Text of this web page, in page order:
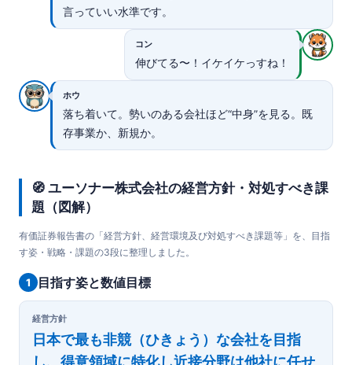
言っていい水準です。
コン
伸びてる〜！イケイケっすね！
ホウ
落ち着いて。勢いのある会社ほど“中身”を見る。既
存事業か、新規か。
🧭 ユーソナー株式会社の経営方針・対処すべき課
題（図解）
有価証券報告書の「経営方針、経営環境及び対処すべき課題等」を、目指
す姿・戦略・課題の3段に整理しました。
1 目指す姿と数値目標
経営方針
日本で最も非競（ひきょう）な会社を目指
し、得意領域に特化し近接分野は他社に任せ